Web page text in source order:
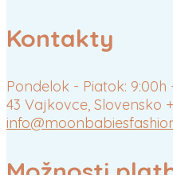
Kontakty
Pondelok - Piatok: 9:00h
43 Vajkovce, Slovensko